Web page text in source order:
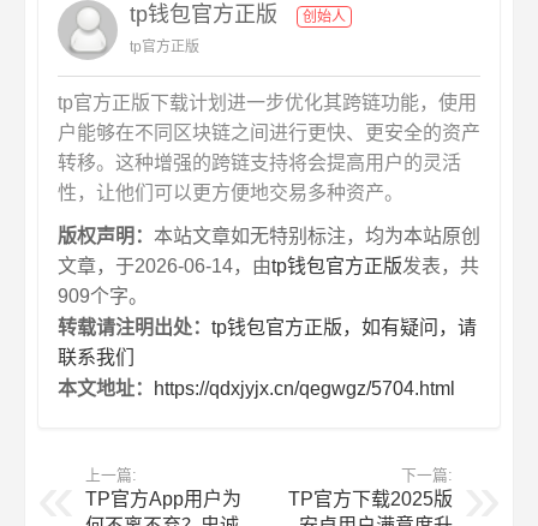
tp钱包官方正版
创始人
tp官方正版
tp官方正版下载计划进一步优化其跨链功能，使用
户能够在不同区块链之间进行更快、更安全的资产
转移。这种增强的跨链支持将会提高用户的灵活
性，让他们可以更方便地交易多种资产。
版权声明： 本站文章如无特别标注，均为本站原创
文章，于2026-06-14，由tp钱包官方正版发表，共
909个字。
转载请注明出处： tp钱包官方正版，如有疑问，请
联系我们
本文地址：
https://qdxjyjx.cn/qegwgz/5704.html
上一篇:
TP官方App用户为
下一篇:
TP官方下载2025版